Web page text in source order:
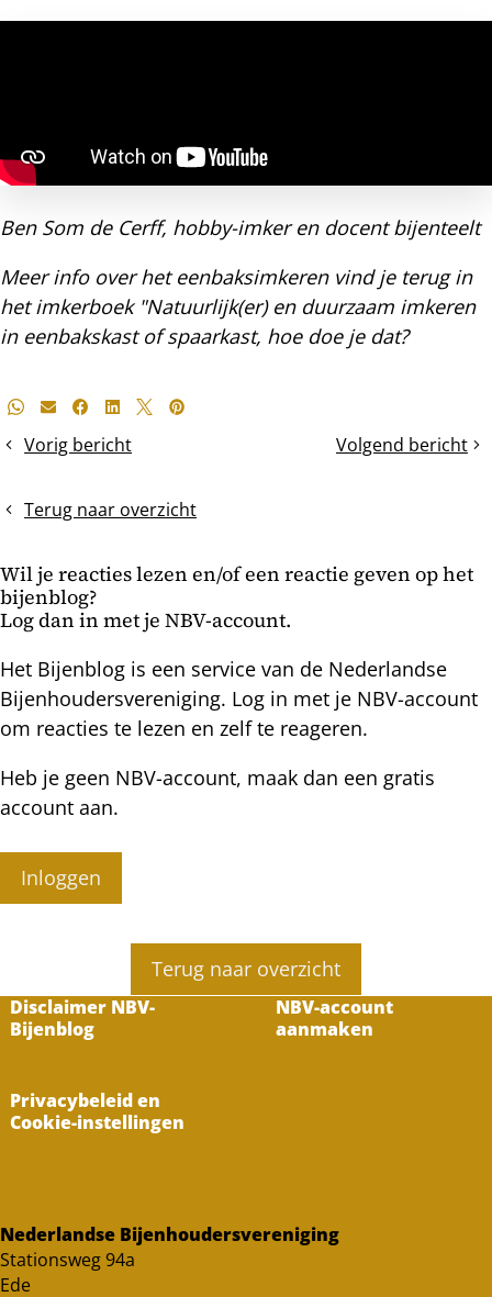
Ben Som de Cerff, hobby-imker en docent bijenteelt
Meer info over het eenbaksimkeren vind je terug in
het imkerboek "Natuurlijk(er) en duurzaam imkeren
in eenbakskast of spaarkast, hoe doe je dat?
Deel
bericht
Whatsapp
E-mailFacebook
LinkedIn
X Pinterest
Vorig bericht
Gaatjes
het
Volgend bericht
Van
broedkamer
APK-
check
Terug naar overzicht
Wil je reacties lezen en/of een reactie geven op het
bijenblog?
Log dan in met je NBV-account.
Het Bijenblog is een service van de Nederlandse
Bijenhoudersvereniging. Log in met je NBV-account
om reacties te lezen en zelf te reageren.
Heb je geen NBV-account, maak dan een gratis
account aan.
Inloggen
Terug naar overzicht
Disclaimer NBV-
Bijenblog
NBV-account
aanmaken
Privacybeleid en
Cookie-instellingen
Nederlandse Bijenhoudersvereniging
Stationsweg 94a
Ede